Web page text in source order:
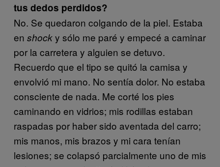
tus dedos perdidos?
No. Se quedaron colgando de la piel. Estaba
en shocky sólo me paré y empecé a caminar
por la carretera y alguien se detuvo.
Recuerdo que el tipo se quitó la camisa y
envolvió mi mano. No sentía dolor. No estaba
consciente de nada. Me corté los pies
caminando en vidrios; mis rodillas estaban
raspadas por haber sido aventada del carro;
mis manos, mis brazos y mi cara tenían
lesiones; se colapsó parcialmente uno de mis